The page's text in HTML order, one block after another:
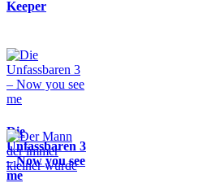
Keeper
Die
Unfassbaren 3
– Now you see
me